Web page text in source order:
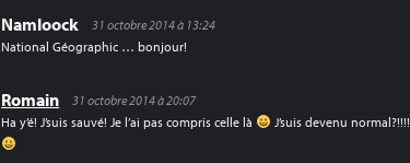
Namloock
31 octobre 2014 à 13:24
National Géographic … bonjour!
Romain
31 octobre 2014 à 20:07
Ha y’é! J’suis sauvé! Je l’ai pas compris celle là
J’suis devenu normal?!!!!